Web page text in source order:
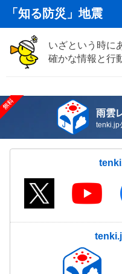
「知る防災」地震
いざという時に
確かな情報と行
雨雲
tenki.jp